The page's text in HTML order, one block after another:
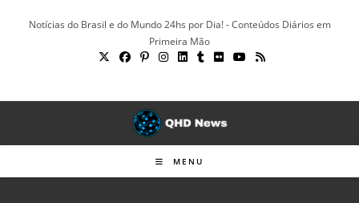
Notícias do Brasil e do Mundo 24hs por Dia! - Conteúdos Diários em
Primeira Mão
MENU